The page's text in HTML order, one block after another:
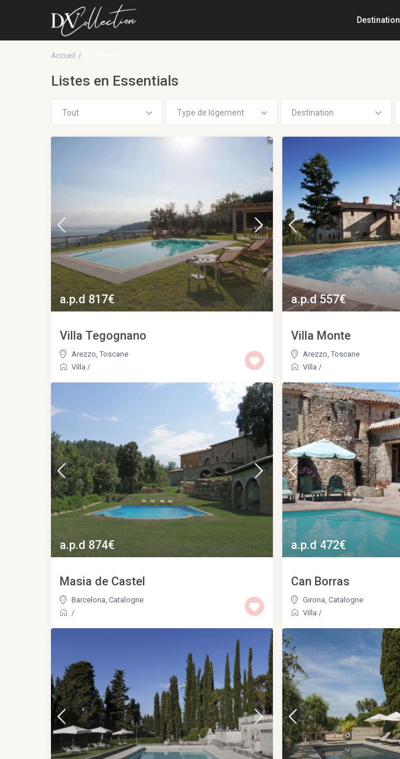
Destination
Accueil
Listes en Essentials
Tout Type de lógement Destination
a.p.d 817€
Villa Tegognano
Arezzo Toscane
Villa /
a.p.d 557€
Villa Monte
Arezzo ,Toscane
Villa /
a.p.d 874€
Masia de Castel
Barcelona Catalogne
/
a.p.d 472€
Can Borras
Girona ,Catalogne
Villa /